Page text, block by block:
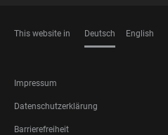
This website in Deutsch English
FOOTER
LEGAL
Impressum
Datenschutzerklärung
Barrierefreiheit